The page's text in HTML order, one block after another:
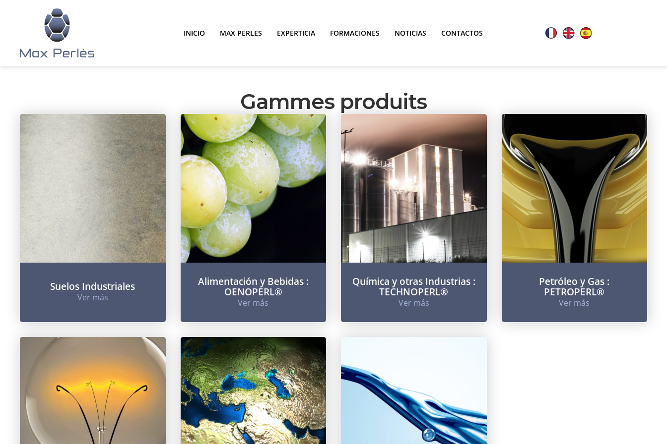
INICIO MAX PERLES EXPERTICIA FORMACIONES NOTICIAS CONTACTOS
Gammes produits
Suelos Industriales
Ver más
Alimentación y Bebidas :
OENOPERL®
Ver más
Química y otras Industrias :
TECHNOPERL®
Ver más
Petróleo y Gas :
PETROPERL®
Ver más